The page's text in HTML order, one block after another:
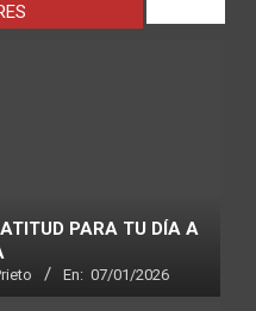
PARA TU DÍA A
En: 07/01/2026